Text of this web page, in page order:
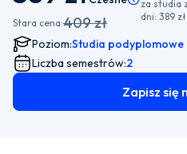
Stara cena:409 zł
za studia
dni: 389 zł
Poziom:Studia podyplomowe
Liczba semestrów:2
Zapisz się